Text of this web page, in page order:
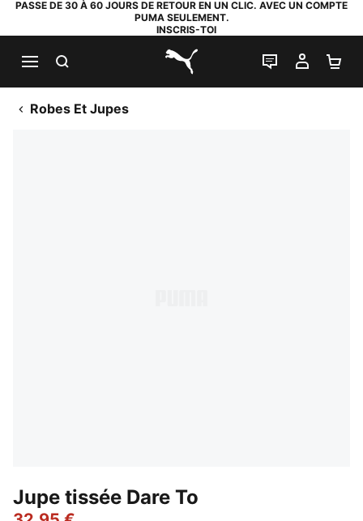
PASSE DE 30 À 60 JOURS DE RETOUR EN UN CLIC. AVEC UN COMPTE
PUMA SEULEMENT.
INSCRIS-TOI
PUMA.com
LIVE CHAT
MON
Robes Et Jupes
Jupe tissée Dare To